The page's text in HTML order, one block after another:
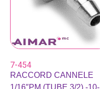
7-454
RACCORD CANNELE